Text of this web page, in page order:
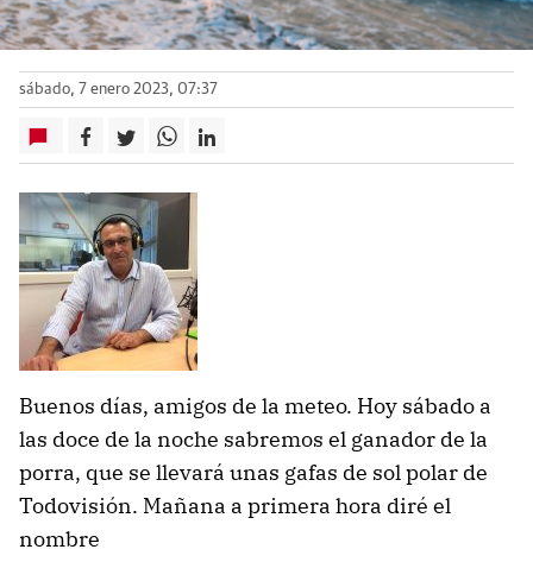
sábado, 7 enero 2023, 07:37
Buenos días, amigos de la meteo. Hoy sábado a
las doce de la noche sabremos el ganador de la
porra, que se llevará unas gafas de sol polar de
Todovisión. Mañana a primera hora diré el
nombre